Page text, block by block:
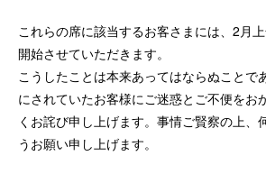
これらの席に該当するお客さまには、2月
開始させていただきます。
こうしたことは本来あってはならぬことで
にされていたお客様にご迷惑とご不便をお
くお詫び申し上げます。事情ご賢察の上、
うお願い申し上げます。